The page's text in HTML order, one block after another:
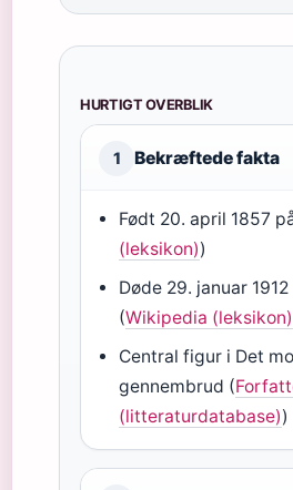
HURTIGT OVERBLIK
1 Bekræftede fakta
Født 20. april 1857
(leksikon))
Døde 29. januar
(Wikipedia (leksikon)
Central figur i Det
gennembrud (
(litteraturdatabase))